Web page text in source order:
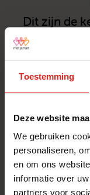
Toestemming
Deze website
We gebruiken
personaliseren,
en om ons
informatie over
partners voor
Dit zijn de
Laurette
Stuur een e-
Sophie